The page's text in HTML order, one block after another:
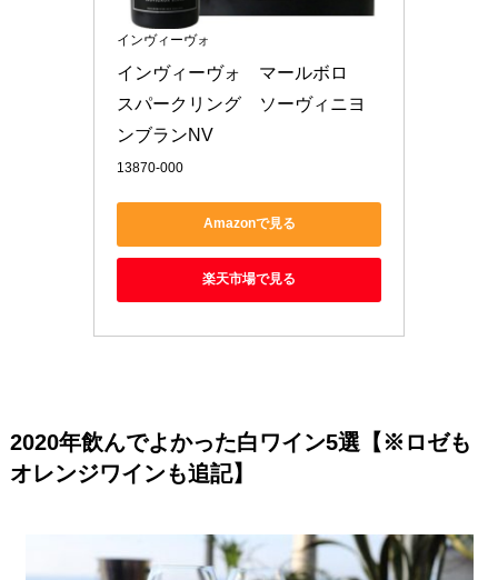
インヴィーヴォ
インヴィーヴォ　マールボロ
スパークリング　ソーヴィニヨ
ンブランNV
13870-000
Amazonで見る
楽天市場で見る
2020年飲んでよかった白ワイン5選【※ロゼも
オレンジワインも追記】